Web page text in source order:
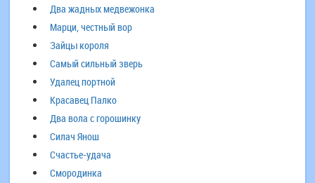
Два жадных медвежонка
Марци, честный вор
Зайцы короля
Самый сильный зверь
Удалец портной
Красавец Палко
Два вола с горошинку
Силач Янош
Счастье-удача
Смородинка